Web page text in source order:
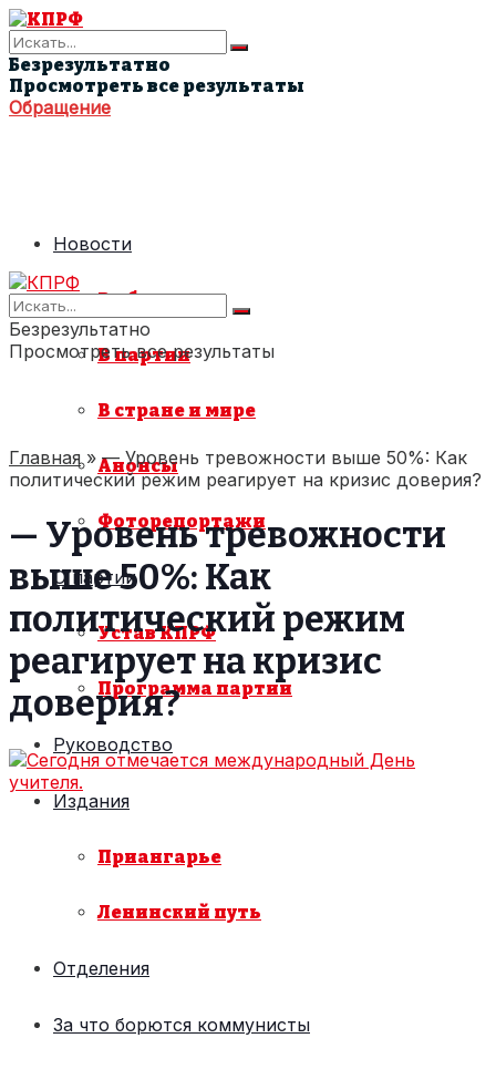
Безрезультатно
Просмотреть все результаты
Обращение
Новости
В области
В партии
В стране и мире
Анонсы
Фоторепортажи
О партии
Устав КПРФ
Программа партии
Руководство
Издания
Приангарье
Ленинский путь
Отделения
За что борются коммунисты
Безрезультатно
Просмотреть все результаты
Главная»— Уровень тревожности выше 50%: Как
политический режим реагирует на кризис доверия?
— Уровень тревожности
выше 50%: Как
политический режим
реагирует на кризис
доверия?